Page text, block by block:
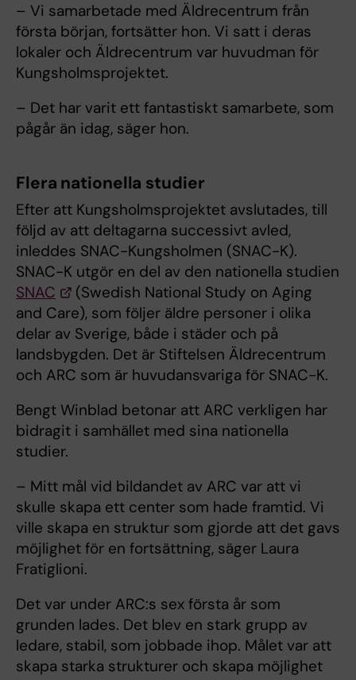
– Vi samarbetade med Äldrecentrum från
första början, fortsätter hon. Vi satt i deras
lokaler och Äldrecentrum var huvudman för
Kungsholmsprojektet.
– Det har varit ett fantastiskt samarbete, som
pågår än idag, säger hon.
Flera nationella studier
Efter att Kungsholmsprojektet avslutades, till
följd av att deltagarna successivt avled,
inleddes SNAC-Kungsholmen (SNAC-K).
SNAC-K utgör en del av den nationella studien
SNAC
(Swedish National Study on Aging
and Care), som följer äldre personer i olika
delar av Sverige, både i städer och på
landsbygden. Det är Stiftelsen Äldrecentrum
och ARC som är huvudansvariga för SNAC-K.
Bengt Winblad betonar att ARC verkligen har
bidragit i samhället med sina nationella
studier.
– Mitt mål vid bildandet av ARC var att vi
skulle skapa ett center som hade framtid. Vi
ville skapa en struktur som gjorde att det gavs
möjlighet för en fortsättning, säger Laura
Fratiglioni.
Det var under ARC:s sex första år som
grunden lades. Det blev en stark grupp av
ledare, stabil, som jobbade ihop. Målet var att
skapa starka strukturer och skapa möjlighet